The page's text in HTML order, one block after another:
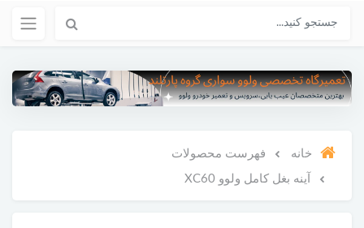
خانه فهرست محصولات
آینه بغل کامل ولوو XC60